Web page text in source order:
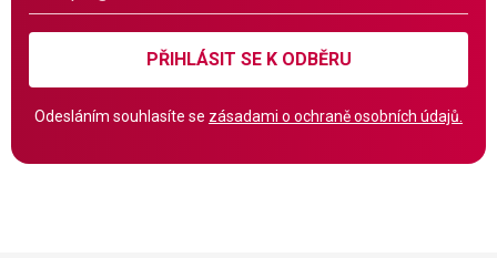
PŘIHLÁSIT SE K ODBĚRU
Odesláním souhlasíte se zásadami o ochraně osobních údajů.